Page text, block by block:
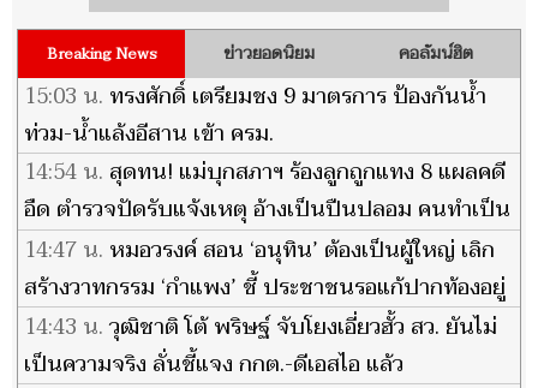
Breaking News ข่าวยอดนิยม คอลัมน์ฮิต
15:03 น. ทรงศักดิ์ เตรียมชง 9 มาตรการ ป้องกันน้ำ
ท่วม-น้ำแล้งอีสาน เข้า ครม.
14:54 น. สุดทน! แม่บุกสภาฯ ร้องลูกถูกแทง 8 แผลคดี
อืด ตำรวจปัดรับแจ้งเหตุ อ้างเป็นปืนปลอม คนทำเป็น
ลูกตำรวจ
14:47 น. หมอวรงค์ สอน ‘อนุทิน’ ต้องเป็นผู้ใหญ่ เลิก
สร้างวาทกรรม ‘กำแพง’ ชี้ ประชาชนรอแก้ปากท้องอยู่
14:43 น.วุฒิชาติ โต้ พริษฐ์ จับโยงเอี่ยวฮั้ว สว. ยันไม่
เป็นความจริง ลั่นชี้แจง กกต.-ดีเอสไอ แล้ว